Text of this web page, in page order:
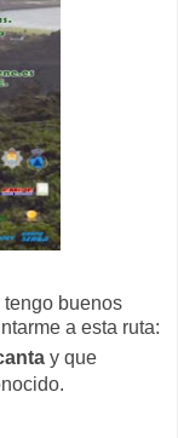
tengo buenos
a esta ruta:
y que